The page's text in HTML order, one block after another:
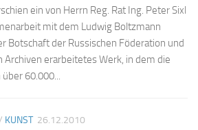
ein von Herrn Reg. Rat Ing. Peter Sixl
mit dem Ludwig Boltzmann
Botschaft der Russischen Föderation und
Archiven erarbeitetes Werk, in dem die
60.000...
KUNST 26.12.2010